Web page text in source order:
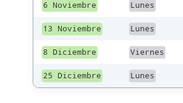
6 Noviembre Lunes
13 Noviembre Lunes
8 Diciembre Viernes
25 Diciembre Lunes